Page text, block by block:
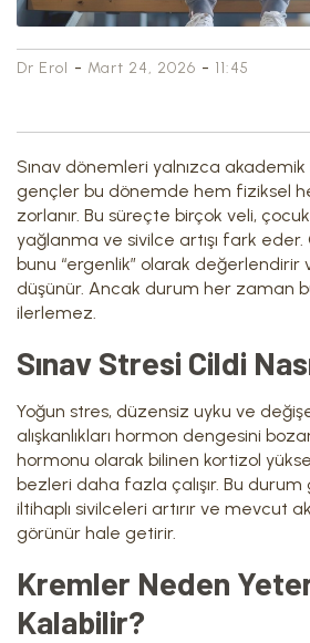
Dr Erol - Mart 24, 2026 - 11:45
Sınav dönemleri yalnızca
gençler bu dönemde hem fiziksel
zorlanır. Bu süreçte birçok veli,
yağlanma ve sivilce artışı fark
bunu “ergenlik” olarak değerlendirir
düşünür. Ancak durum her zaman
ilerlemez.
Sınav Stresi Cildi
Yoğun stres, düzensiz uyku ve
alışkanlıkları hormon dengesini
hormonu olarak bilinen kortizol
bezleri daha fazla çalışır. Bu durum
iltihaplı sivilceleri artırır ve mevcut
görünür hale getirir.
Kremler Neden
Kalabilir?